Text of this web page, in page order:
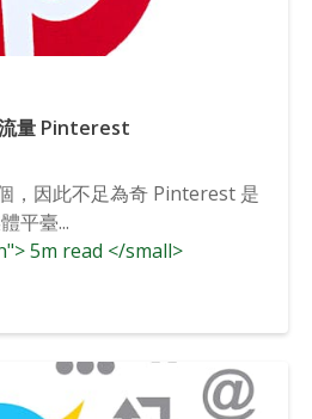
量 Pinterest
，因此不足為奇 Pinterest 是
平臺...
5m read </small>